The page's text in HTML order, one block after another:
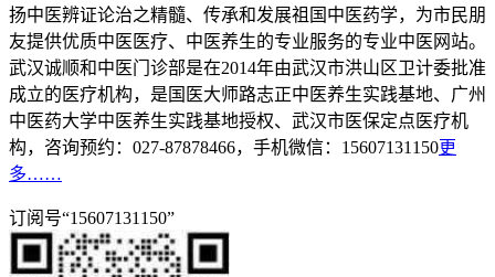
扬中医辨证论治之精髓、传承和发展祖国中医药学，为市民朋
友提供优质中医医疗、中医养生的专业服务的专业中医网站。
武汉诚顺和中医门诊部是在2014年由武汉市洪山区卫计委批准
成立的医疗机构，是国医大师路志正中医养生实践基地、广州
中医药大学中医养生实践基地授权、武汉市医保定点医疗机
构，咨询预约：027-87878466，手机微信：15607131150更
多……
订阅号“15607131150”